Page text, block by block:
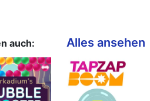
auch: Alles ansehen